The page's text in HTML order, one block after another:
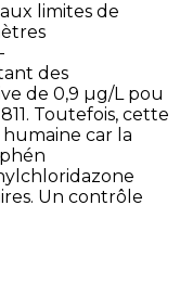
limites de
des
de 0,9 µg/L pou
Toutefois, cette
car la
Un contrôle